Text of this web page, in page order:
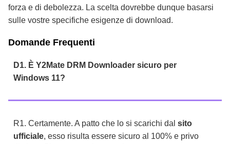
forza e di debolezza. La scelta dovrebbe dunque basarsi
sulle vostre specifiche esigenze di download.
Domande Frequenti
D1. È Y2Mate DRM Downloader sicuro per
Windows 11?
R1. Certamente. A patto che lo si scarichi dal sito
ufficiale, esso risulta essere sicuro al 100% e privo